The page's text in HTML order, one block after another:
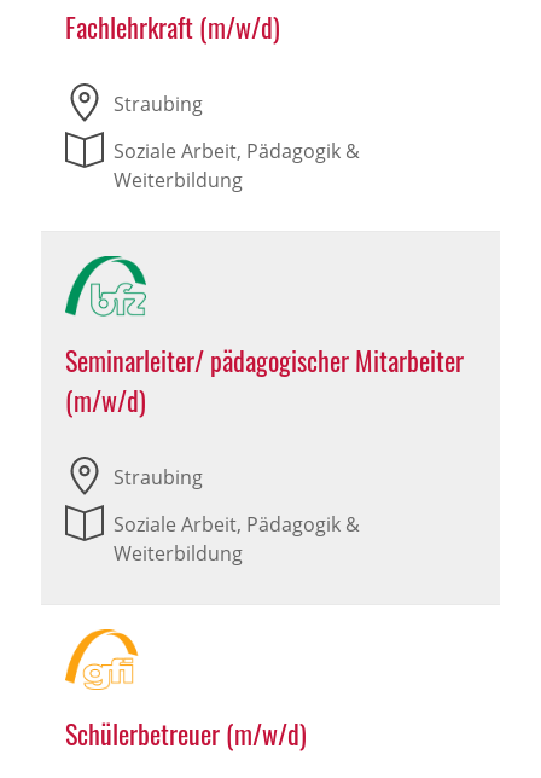
Fachlehrkraft (m/w/d)
Straubing
Soziale Arbeit, Pädagogik &
Weiterbildung
Seminarleiter/ pädagogischer Mitarbeiter
(m/w/d)
Straubing
Soziale Arbeit, Pädagogik &
Weiterbildung
Schülerbetreuer (m/w/d)